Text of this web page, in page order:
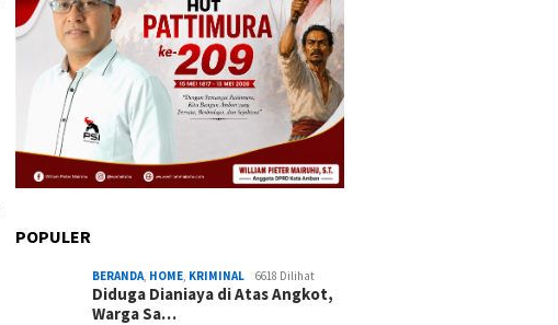
POPULER
BERANDA HOME KRIMINAL 6618 Dilihat
Diduga Dianiaya di Atas Angkot,
Warga Sa…